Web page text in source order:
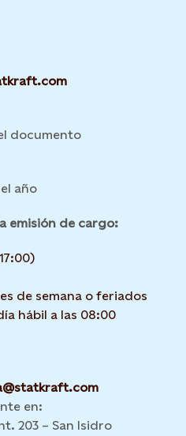
documento
año
emisión de cargo:
de semana o feriados
hábil a las 08:00
en:
203 – San Isidro